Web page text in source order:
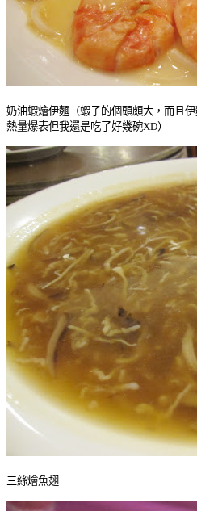
奶油蝦燴伊麵（蝦子的個頭頗大，而且
熱量爆表但我還是吃了好幾碗XD）
三絲燴魚翅